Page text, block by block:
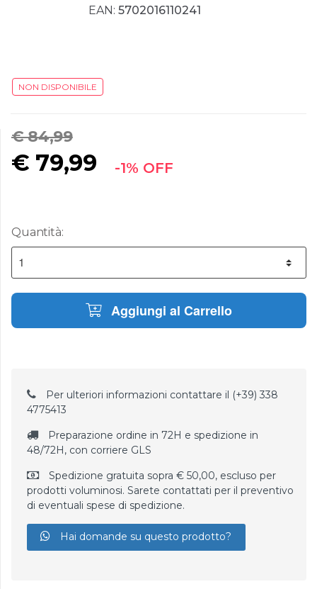
EAN: 5702016110241
NON DISPONIBILE
€ 84,99
€ 79,99 -1% OFF
Quantità:
Aggiungi al Carrello
Per ulteriori informazioni contattare il (+39) 338
4775413
Preparazione ordine in 72H e spedizione in
48/72H, con corriere GLS
Spedizione gratuita sopra € 50,00, escluso per
prodotti voluminosi. Sarete contattati per il preventivo
di eventuali spese di spedizione.
Hai domande su questo prodotto?